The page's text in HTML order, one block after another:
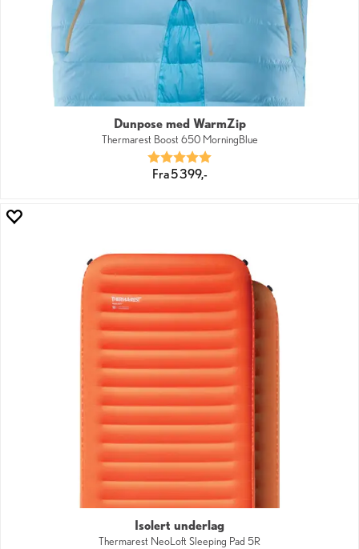
Dunpose med WarmZip
Thermarest Boost 650 MorningBlue
Karakter:
Fra 5 399,-
Isolert underlag
Thermarest NeoLoft Sleeping Pad 5R